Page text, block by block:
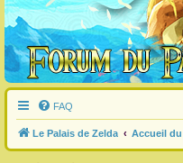
FAQ
Le Palais de Zelda Accueil